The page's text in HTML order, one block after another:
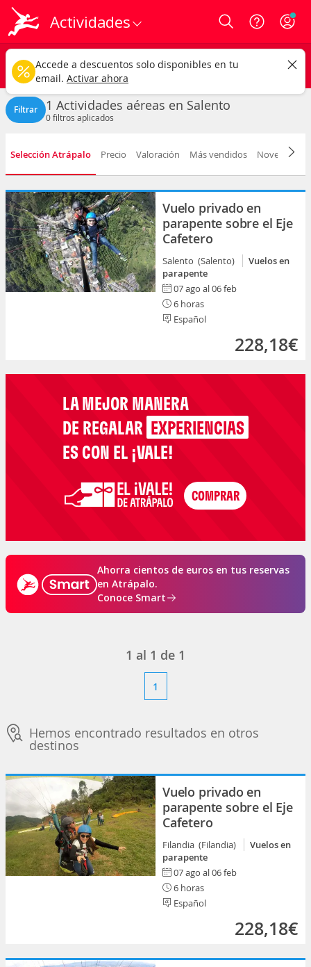
Actividades Login
Salento ciudad
Actividades aéreas Cualquier fecha
CAMBIAR
Filtrar 1 Actividades aéreas en Salento
0filtros aplicados
Selección Atrápalo Precio Valoración Más vendidos Novedad
Vuelo privado en
parapente sobre el Eje
Cafetero
Salento (Salento)
Vuelos en
parapente
07 ago al 06 feb
6 horas
Español
228,18€
LA MEJOR MANERA
DE REGALAR EXPERIENCIAS
ES CON EL ¡VALE!
Ahorra cientos de euros en tus reservas
en Atrápalo.
Conoce Smart
1 al 1 de 1
1
Hemos encontrado resultados en otros
destinos
Vuelo privado en
parapente sobre el Eje
Cafetero
Filandia (Filandia)
Vuelos en
parapente
07 ago al 06 feb
6 horas
Español
228,18€
Accede a descuentos solo disponibles en tu
email. Activar ahora